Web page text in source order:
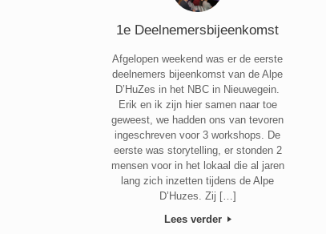
1e Deelnemersbijeenkomst
Afgelopen weekend was er de eerste
deelnemers bijeenkomst van de Alpe
D’HuZes in het NBC in Nieuwegein.
Erik en ik zijn hier samen naar toe
geweest, we hadden ons van tevoren
ingeschreven voor 3 workshops. De
eerste was storytelling, er stonden 2
mensen voor in het lokaal die al jaren
lang zich inzetten tijdens de Alpe
D’Huzes. Zij […]
Lees verder